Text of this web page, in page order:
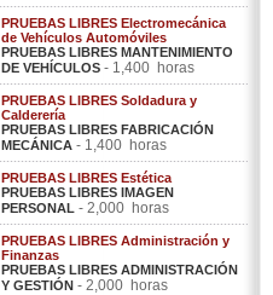
PRUEBAS LIBRES Electromecánica
de Vehículos Automóviles
PRUEBAS LIBRES MANTENIMIENTO
DE VEHÍCULOS - 1,400 horas
PRUEBAS LIBRES Soldadura y
Calderería
PRUEBAS LIBRES FABRICACIÓN
MECÁNICA - 1,400 horas
PRUEBAS LIBRES Estética
PRUEBAS LIBRES IMAGEN
PERSONAL - 2,000 horas
PRUEBAS LIBRES Administración y
Finanzas
PRUEBAS LIBRES ADMINISTRACIÓN
Y GESTIÓN - 2,000 horas